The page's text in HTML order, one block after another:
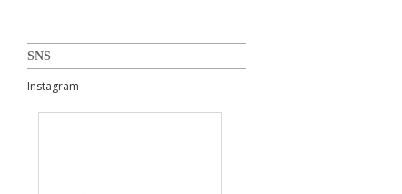
SNS
Instagram